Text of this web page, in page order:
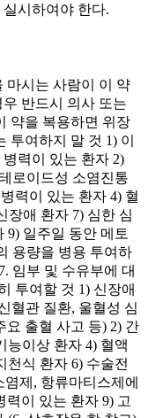
시하여야 한다.
마시는 사람이 이 약
반드시 의사 또는
약을 복용하면 위장
투여하지 말 것 1) 이
력이 있는 환자 2)
로이드성 소염진통
력이 있는 환자 4) 혈
장애 환자 7) 심한 심
9) 일주일 동안 메토
용량을 병용 투여하
임부 및 수유부에 대
투여할 것 1) 신장애
혈관 질환, 울혈성 심
요 출혈 사고 등) 2) 간
능이상 환자 4) 혈액
천식 환자 6) 수술전
제, 항류마티스제에
이 있는 환자 9) 고